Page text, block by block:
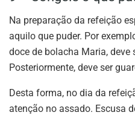
Na preparação da refeição
aquilo que puder. Por
doce de bolacha Maria,
Posteriormente, deve ser
Desta forma, no dia da
atenção no assado. Escusa